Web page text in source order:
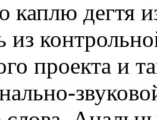
каплю дегтя
из
проекта и